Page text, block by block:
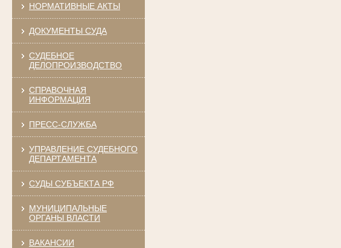
НОРМАТИВНЫЕ АКТЫ
ДОКУМЕНТЫ СУДА
СУДЕБНОЕ
ДЕЛОПРОИЗВОДСТВО
СПРАВОЧНАЯ
ИНФОРМАЦИЯ
ПРЕСС-СЛУЖБА
УПРАВЛЕНИЕ СУДЕБНОГО
ДЕПАРТАМЕНТА
СУДЫ СУБЪЕКТА РФ
МУНИЦИПАЛЬНЫЕ
ОРГАНЫ ВЛАСТИ
ВАКАНСИИ